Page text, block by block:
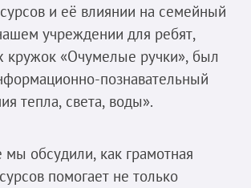
и её влиянии на семейный
учреждении для ребят,
«Очумелые ручки», был
познавательный
тепла, света, воды».
обсудили, как грамотная
помогает не только